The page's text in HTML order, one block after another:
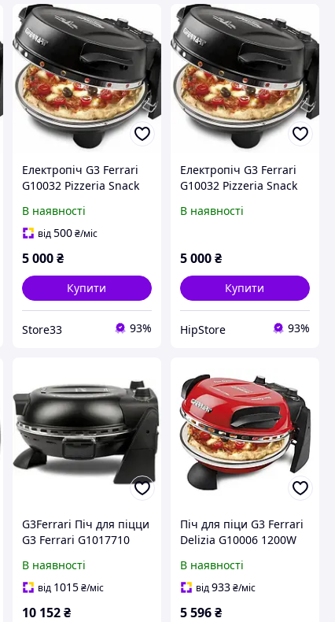
Електропіч G3 Ferrari
G10032 Pizzeria Snack
В наявності
від500 ₴/міс
5 000 ₴
Купити
Store33 93%
Електропіч G3 Ferrari
G10032 Pizzeria Snack
В наявності
5 000₴
Купити
HipStore 93%
G3Ferrari Піч для піцци
G3 Ferrari G1017710
чорна
В наявності
від 1015 ₴/міс
10 152 ₴
Піч для піци G3 Ferrari
Delizia G10006 1200W
температури 31см
Червоний
В наявності
від933₴/міс
5 596₴